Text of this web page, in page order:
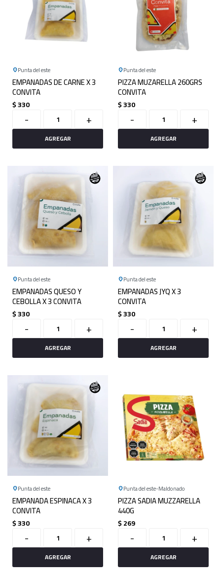
Punta del este
EMPANADAS DE CARNE X 3
CONVITA
$330
- +
Punta del este
PIZZA MUZARELLA 260GRS
CONVITA
$330
- +
Punta del este
EMPANADAS QUESO Y
CEBOLLA X 3 CONVITA
$330
- +
Punta del este
EMPANADAS JYQ X 3
CONVITA
$330
- +
Punta del este
EMPANADA ESPINACA X 3
CONVITA
$330
- +
Punta del este Maldonado
PIZZA SADIA MUZZARELLA
440G
$269
- +